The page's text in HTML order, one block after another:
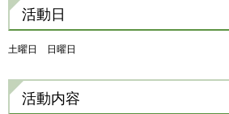
活動日
土曜日 日曜日
活動内容